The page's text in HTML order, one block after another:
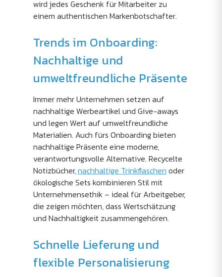
wird jedes Geschenk für Mitarbeiter zu
einem authentischen Markenbotschafter.
Trends im Onboarding:
Nachhaltige und
umweltfreundliche Präsente
Immer mehr Unternehmen setzen auf
nachhaltige Werbeartikel und Give-aways
und legen Wert auf umweltfreundliche
Materialien. Auch fürs Onboarding bieten
nachhaltige Präsente eine moderne,
verantwortungsvolle Alternative. Recycelte
Notizbücher,nachhaltige Trinkflaschen oder
ökologische Sets kombinieren Stil mit
Unternehmensethik – ideal für Arbeitgeber,
die zeigen möchten, dass Wertschätzung
und Nachhaltigkeit zusammengehören.
Schnelle Lieferung und
flexible Personalisierung